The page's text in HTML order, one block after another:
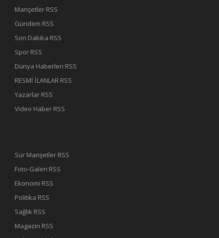
Manşetler RSS
Gündem RSS
Son Dakika RSS
Spor RSS
Dünya Haberleri RSS
RESMİ İLANLAR RSS
Yazarlar RSS
Video Haber RSS
Sür Manşetler RSS
Foto-Galeri RSS
Ekonomi RSS
Politika RSS
Sağlık RSS
Magazin RSS